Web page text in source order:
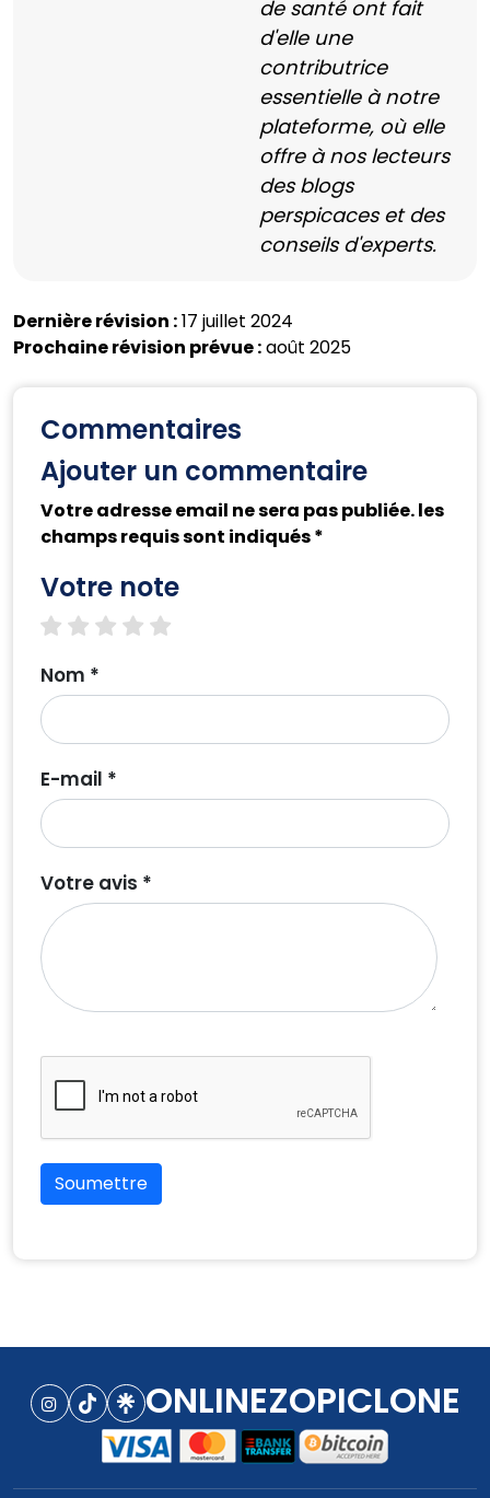
de santé ont fait
d'elle une
contributrice
essentielle à notre
plateforme, où elle
offre à nos lecteurs
des blogs
perspicaces et des
conseils d'experts.
Dernière révision :17 juillet 2024
Prochaine révision prévue :août 2025
Commentaires
Ajouter un commentaire
Votre adresse email ne sera pas publiée. les
champs requis sont indiqués *
Votre note
4 stars
3 stars
2 stars
1 star
Nom *
E-mail *
Votre avis *
Soumettre
ONLINEZOPICLONE